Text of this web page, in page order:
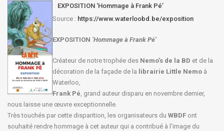
EXPOSITION ‘Hommage à Frank Pé’
Source : https://www.waterloobd.be/exposition
EXPOSITION ‘Hommage à Frank Pé’
Créateur de notre trophée des Nemo’s de la BD et de la
décoration de la façade de la librairie Little Nemo à
Waterloo,
Frank Pé, grand auteur disparu en novembre dernier,
nous laisse une œuvre exceptionnelle.
Très touchés par cette disparition, les organisateurs du WBDF ont
souhaité rendre hommage à cet auteur qui a contribué à l’image du